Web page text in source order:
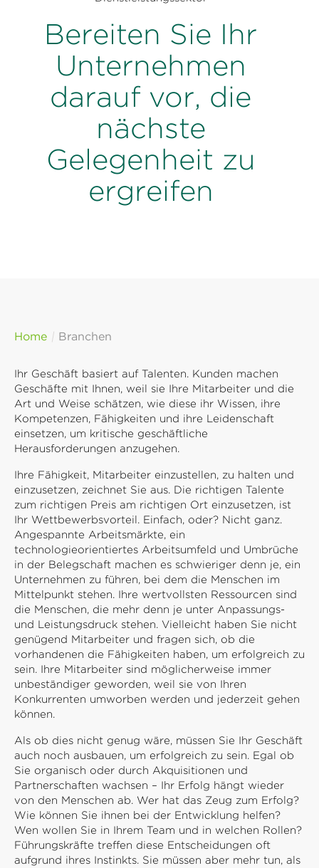
Bereiten Sie Ihr
Unternehmen
darauf vor, die
nächste
Gelegenheit zu
ergreifen
Home Branchen
Ihr Geschäft basiert auf Talenten. Kunden machen
Geschäfte mit Ihnen, weil sie Ihre Mitarbeiter und die
Art und Weise schätzen, wie diese ihr Wissen, ihre
Kompetenzen, Fähigkeiten und ihre Leidenschaft
einsetzen, um kritische geschäftliche
Herausforderungen anzugehen.
Ihre Fähigkeit, Mitarbeiter einzustellen, zu halten und
einzusetzen, zeichnet Sie aus. Die richtigen Talente
zum richtigen Preis am richtigen Ort einzusetzen, ist
Ihr Wettbewerbsvorteil. Einfach, oder? Nicht ganz.
Angespannte Arbeitsmärkte, ein
technologieorientiertes Arbeitsumfeld und Umbrüche
in der Belegschaft machen es schwieriger denn je, ein
Unternehmen zu führen, bei dem die Menschen im
Mittelpunkt stehen. Ihre wertvollsten Ressourcen sind
die Menschen, die mehr denn je unter Anpassungs-
und Leistungsdruck stehen. Vielleicht haben Sie nicht
genügend Mitarbeiter und fragen sich, ob die
vorhandenen die Fähigkeiten haben, um erfolgreich zu
sein. Ihre Mitarbeiter sind möglicherweise immer
unbeständiger geworden, weil sie von Ihren
Konkurrenten umworben werden und jederzeit gehen
können.
Als ob dies nicht genug wäre, müssen Sie Ihr Geschäft
auch noch ausbauen, um erfolgreich zu sein. Egal ob
Sie organisch oder durch Akquisitionen und
Partnerschaften wachsen – Ihr Erfolg hängt wieder
von den Menschen ab. Wer hat das Zeug zum Erfolg?
Wie können Sie ihnen bei der Entwicklung helfen?
Wen wollen Sie in Ihrem Team und in welchen Rollen?
Führungskräfte treffen diese Entscheidungen oft
aufgrund ihres Instinkts. Sie müssen aber mehr tun, als